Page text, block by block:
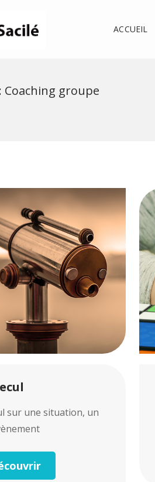
ACCUEIL
groupe
sur une situation, un